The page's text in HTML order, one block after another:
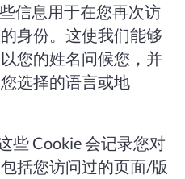
信息用于在您再次访
身份。这使我们能够
您的姓名问候您，并
选择的语言或地
些 Cookie 会记录您对
括您访问过的页面/版